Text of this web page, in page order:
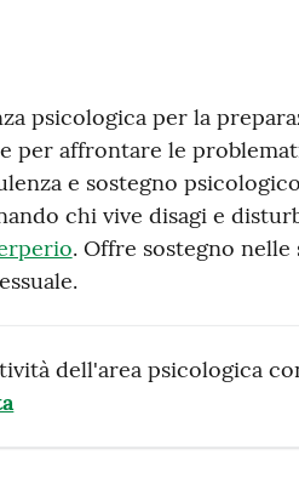
psicologica per la
per affrontare le
e sostegno
chi vive disagi e
. Offre sostegno
dell'area psicologica